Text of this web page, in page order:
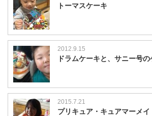
トーマスケーキ
2012.9.15
ドラムケーキと、サニー号の
2015.7.21
プリキュア・キュアマーメ